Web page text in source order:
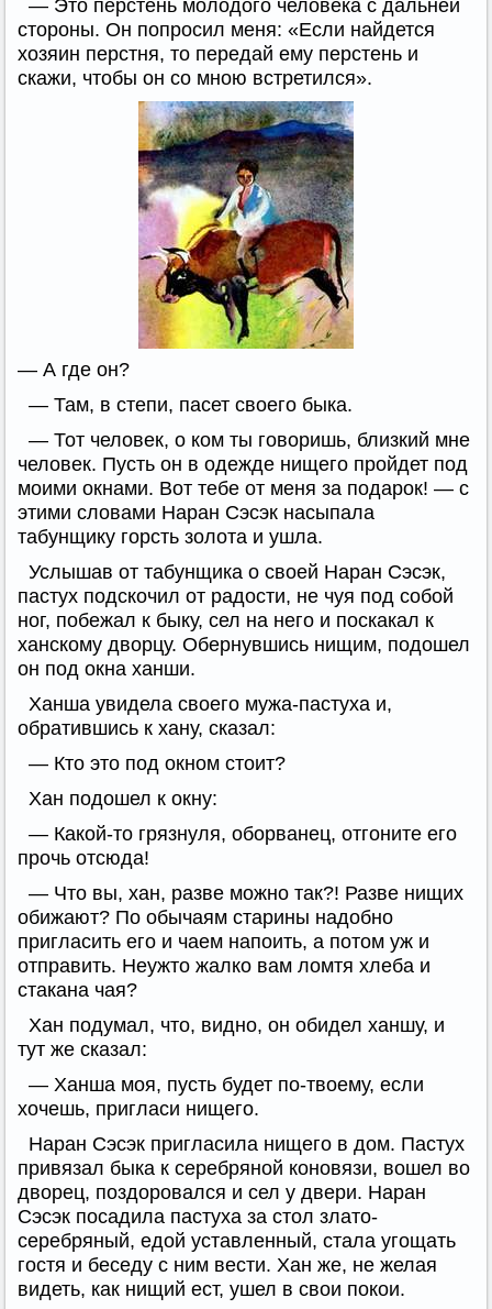
— Это перстень молодого человека с дальней
стороны. Он попросил меня: «Если найдется
хозяин перстня, то передай ему перстень и
скажи, чтобы он со мною встретился».
— А где он?
— Там, в степи, пасет своего быка.
— Тот человек, о ком ты говоришь, близкий мне
человек. Пусть он в одежде нищего пройдет под
моими окнами. Вот тебе от меня за подарок! — с
этими словами Наран Сэсэк насыпала
табунщику горсть золота и ушла.
Услышав от табунщика о своей Наран Сэсэк,
пастух подскочил от радости, не чуя под собой
ног, побежал к быку, сел на него и поскакал к
ханскому дворцу. Обернувшись нищим, подошел
он под окна ханши.
Ханша увидела своего мужа-пастуха и,
обратившись к хану, сказал:
— Кто это под окном стоит?
Хан подошел к окну:
— Какой-то грязнуля, оборванец, отгоните его
прочь отсюда!
— Что вы, хан, разве можно так?! Разве нищих
обижают? По обычаям старины надобно
пригласить его и чаем напоить, а потом уж и
отправить. Неужто жалко вам ломтя хлеба и
стакана чая?
Хан подумал, что, видно, он обидел ханшу, и
тут же сказал:
— Ханша моя, пусть будет по-твоему, если
хочешь, пригласи нищего.
Наран Сэсэк пригласила нищего в дом. Пастух
привязал быка к серебряной коновязи, вошел во
дворец, поздоровался и сел у двери. Наран
Сэсэк посадила пастуха за стол злато-
серебряный, едой уставленный, стала угощать
гостя и беседу с ним вести. Хан же, не желая
видеть, как нищий ест, ушел в свои покои.